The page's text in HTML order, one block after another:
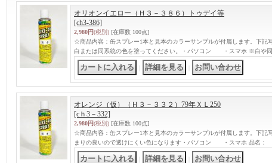
オリオンイエロー（Ｈ３－３８６）トゥデイ等
[ch3-386]
2,980円(税別) [在庫数 100点]
☆商品内容：缶スプレー1本と見本のカラーサンプルが付属します。下
白または同系統の色を塗ってください。・パソコン ・スマホ ※白や同
オレンジ（仮）（Ｈ３－３３２）79年ＸＬ250
[cｈ3－332]
2,980円(税別) [在庫数 100点]
☆商品内容：缶スプレー1本と見本のカラーサンプルが付属します。下
まりの良いので透けにくい色になります・パソコン ・スマホ 品